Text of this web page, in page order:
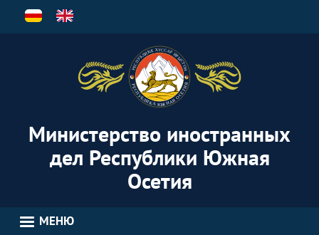
Перейти
Министерство иностранных
дел Республики Южная
Осетия
МЕНЮ